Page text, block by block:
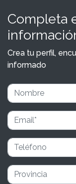
Completa
Crea tu perfil,
informado